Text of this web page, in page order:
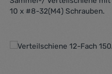
10 x #8-32(M4) Schrauben.
Bildergalerie überspringen